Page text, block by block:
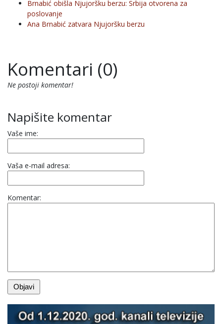
Brnabić obišla Njujoršku berzu: Srbija otvorena za
poslovanje
Ana Brnabić zatvara Njujoršku berzu
Komentari (0)
Ne postoji komentar!
Napišite komentar
Vaše ime:
Vaša e-mail adresa:
Komentar: